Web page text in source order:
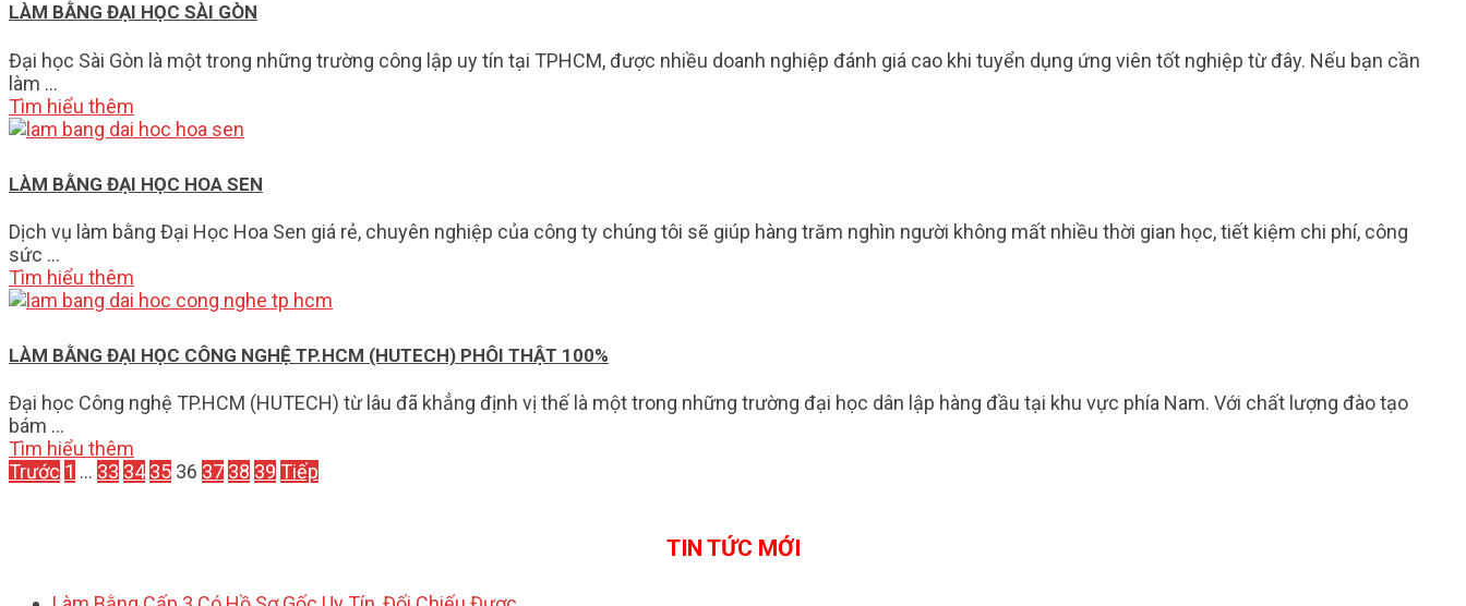
LÀM BẰNG ĐẠI HỌC SÀI GÒN
Đại học Sài Gòn là một trong những trường công lập uy tín tại TPHCM, được nhiều doanh nghiệp đánh giá cao khi tuyển dụng ứng viên tốt nghiệp từ đây. Nếu bạn cần
làm …
Tìm hiểu thêm
LÀM BẰNG ĐẠI HỌC HOA SEN
Dịch vụ làm bằng Đại Học Hoa Sen giá rẻ, chuyên nghiệp của công ty chúng tôi sẽ giúp hàng trăm nghìn người không mất nhiều thời gian học, tiết kiệm chi phí, công
sức …
Tìm hiểu thêm
LÀM BẰNG ĐẠI HỌC CÔNG NGHỆ TP.HCM (HUTECH) PHÔI THẬT 100%
Đại học Công nghệ TP.HCM (HUTECH) từ lâu đã khẳng định vị thế là một trong những trường đại học dân lập hàng đầu tại khu vực phía Nam. Với chất lượng đào tạo
bám …
Tìm hiểu thêm
PHÂN
Trước 1 … 33 34 35 36 37 38 39 Tiếp
TIN TỨC MỚI